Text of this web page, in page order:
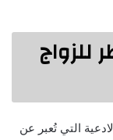
للزواج
التي تُعبر عن